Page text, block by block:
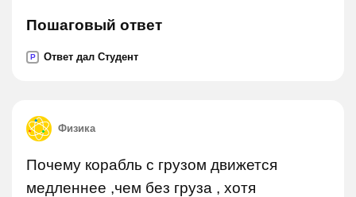
Пошаговый ответ
P Ответ дал Студент
Физика
Почему корабль с грузом движется
медленнее ,чем без груза , хотя